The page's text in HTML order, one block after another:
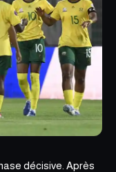
décisive. Après